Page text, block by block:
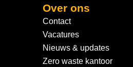
Over ons
Contact
Vacatures
Nieuws & updates
Zero waste kantoor